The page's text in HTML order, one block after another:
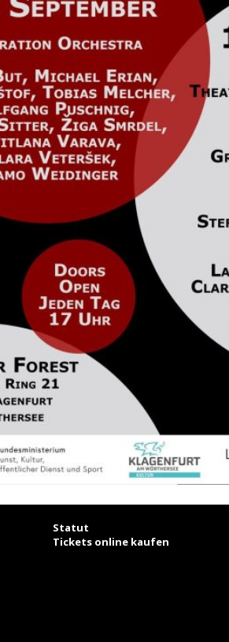
Statut
Tickets online kaufen